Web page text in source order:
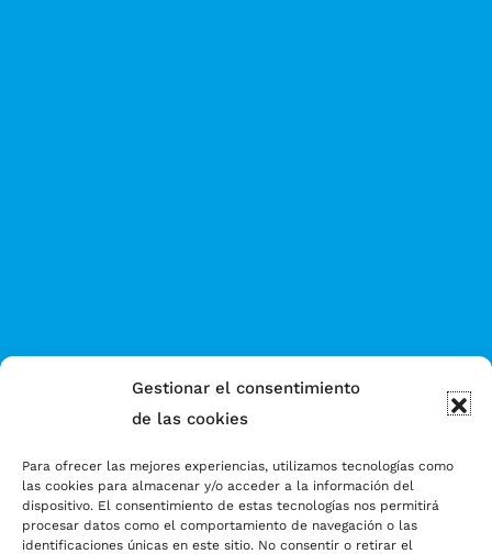
Gestionar el consentimiento
de las cookies
Para ofrecer las mejores experiencias, utilizamos tecnologías como
las cookies para almacenar y/o acceder a la información del
dispositivo. El consentimiento de estas tecnologías nos permitirá
procesar datos como el comportamiento de navegación o las
identificaciones únicas en este sitio. No consentir o retirar el